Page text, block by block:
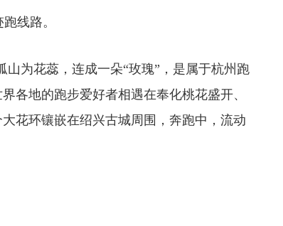
线路。
为花蕊，连成一朵“玫瑰”，是属于杭州跑
各地的跑步爱好者相遇在奉化桃花盛开、
花环镶嵌在绍兴古城周围，奔跑中，流动